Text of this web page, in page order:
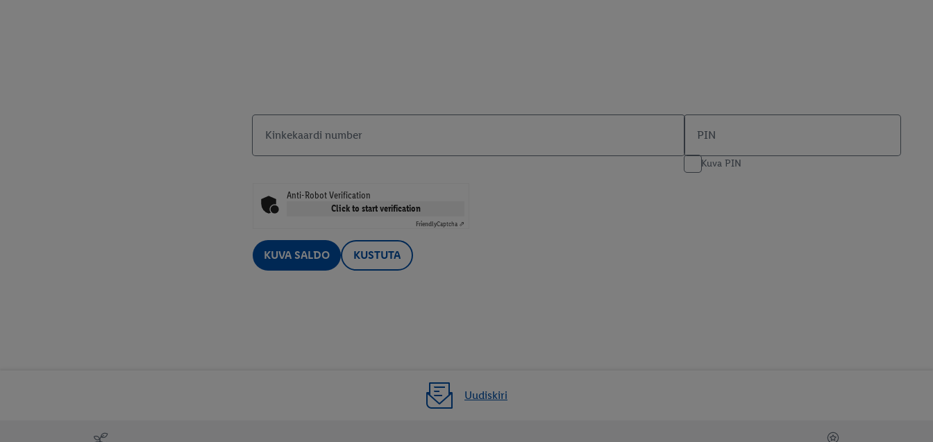
Kinkekaardi number PIN
Kuva PIN
Anti-Robot Verification
Click to start verification
FriendlyCaptcha ⇗
KUVA SALDO KUSTUTA
Uudiskiri